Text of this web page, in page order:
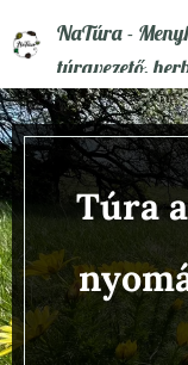
NaTúra -
túravezető,
Túra